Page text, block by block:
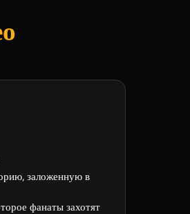
заложенную в
фанаты захотят